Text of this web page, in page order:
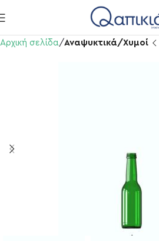
Αρχική σελίδα Αναψυκτικά/Χυμοί